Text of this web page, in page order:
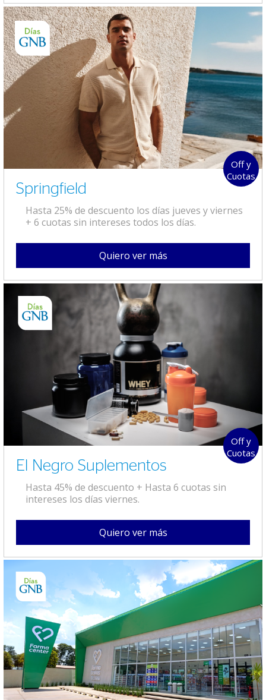
Off y
Cuotas
Springfield
Hasta 25% de descuento los días jueves y viernes
+ 6 cuotas sin intereses todos los días.
Quiero ver más
Off y
Cuotas
El Negro Suplementos
Hasta 45% de descuento + Hasta 6 cuotas sin
intereses los días viernes.
Quiero ver más